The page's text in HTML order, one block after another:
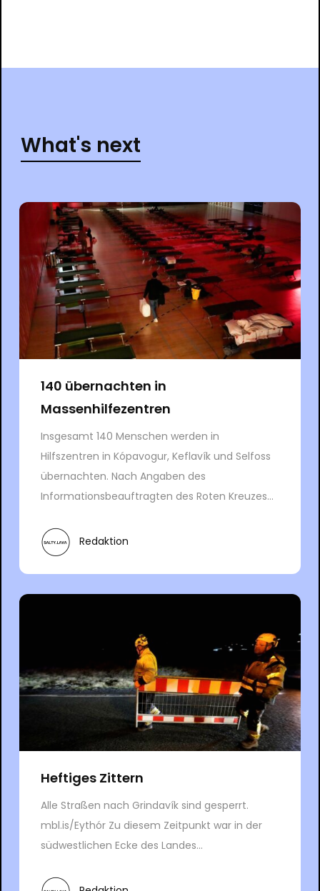
What's next
140 übernachten in
Massenhilfezentren
Insgesamt 140 Menschen werden in
Hilfszentren in Kópavogur, Keflavík und Selfoss
übernachten. Nach Angaben des
Informationsbeauftragten des Roten Kreuzes...
Redaktion
Heftiges Zittern
Alle Straßen nach Grindavík sind gesperrt.
mbl.is/Eythór Zu diesem Zeitpunkt war in der
südwestlichen Ecke des Landes...